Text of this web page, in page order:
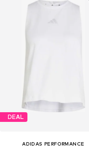
DEAL
ADIDAS PERFORMANCE